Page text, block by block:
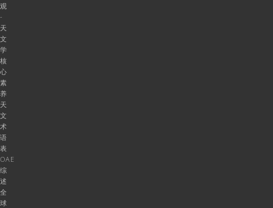
观
-
天
文
学
核
心
素
养
天
文
术
语
表
OAE
综
述
全
球